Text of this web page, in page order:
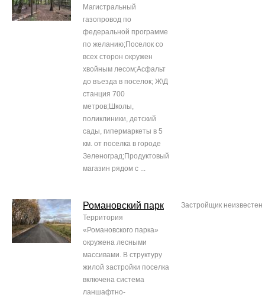
Магистральный
газопровод по
федеральной программе
по желанию;Поселок со
всех сторон окружен
хвойным лесом;Асфальт
до въезда в поселок; Ж\Д
станция 700
метров;Школы,
поликлиники, детский
сады, гипермаркеты в 5
км. от поселка в городе
Зеленоград;Продуктовый
магазин рядом с ...
Романовский парк
Территория
«Романовского парка»
окружена лесными
массивами. В структуру
жилой застройки поселка
включена система
ланшафтно-
Застройщик неизвестен